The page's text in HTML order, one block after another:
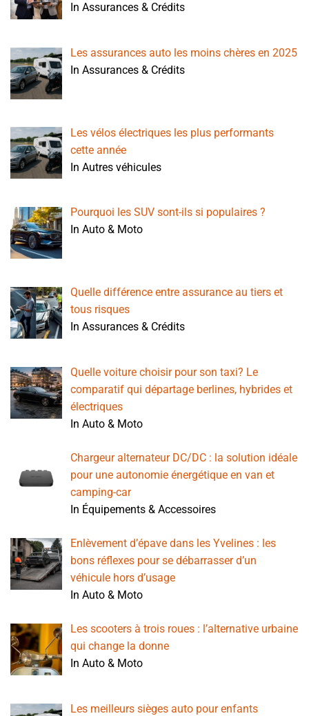
In Assurances & Crédits
Les assurances auto les moins chères en 2025
In Assurances & Crédits
Les vélos électriques les plus performants
cette année
In Autres véhicules
Pourquoi les SUV sont-ils si populaires ?
In Auto & Moto
Quelle différence entre assurance au tiers et
tous risques
In Assurances & Crédits
Quelle voiture choisir pour son taxi? Le
comparatif qui départage berlines, hybrides et
électriques
In Auto & Moto
Chargeur alternateur DC/DC : la solution idéale
pour une autonomie énergétique en van et
camping-car
In Équipements & Accessoires
Enlèvement d’épave dans les Yvelines : les
bons réflexes pour se débarrasser d’un
véhicule hors d’usage
In Auto & Moto
Les scooters à trois roues : l’alternative urbaine
qui change la donne
In Auto & Moto
Les meilleurs sièges auto pour enfants